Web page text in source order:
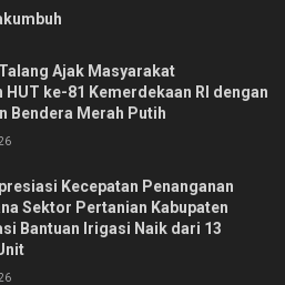
Ajak Masyarakat
HUT ke-81 Kemerdekaan RI dengan
Bendera Merah Putih
Kecepatan Penanganan
Sektor Pertanian Kabupaten
Bantuan Irigasi Naik dari 13